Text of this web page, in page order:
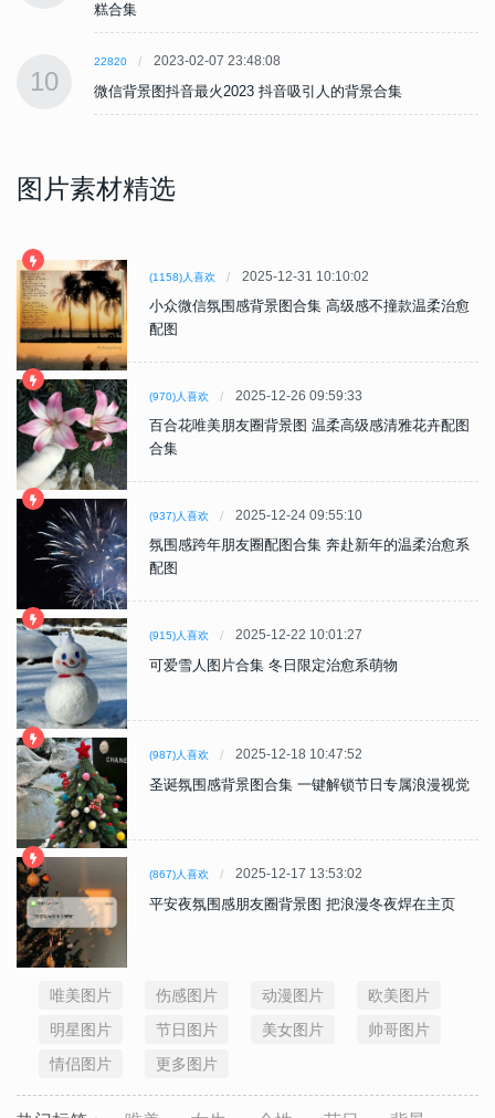
糕合集
10
22820 2023-02-07 23:48:08
微信背景图抖音最火2023 抖音吸引人的背景合集
图片素材精选
(1158)人喜欢 2025-12-31 10:10:02
小众微信氛围感背景图合集 高级感不撞款温柔治愈
配图
(970)人喜欢 2025-12-26 09:59:33
百合花唯美朋友圈背景图 温柔高级感清雅花卉配图
合集
(937)人喜欢 2025-12-24 09:55:10
氛围感跨年朋友圈配图合集 奔赴新年的温柔治愈系
配图
(915)人喜欢 2025-12-22 10:01:27
可爱雪人图片合集 冬日限定治愈系萌物
(987)人喜欢 2025-12-18 10:47:52
圣诞氛围感背景图合集 一键解锁节日专属浪漫视觉
(867)人喜欢 2025-12-17 13:53:02
平安夜氛围感朋友圈背景图 把浪漫冬夜焊在主页
唯美图片 伤感图片 动漫图片
欧美图片
明星图片
节日图片 美女图片
帅哥图片
情侣图片
更多图片